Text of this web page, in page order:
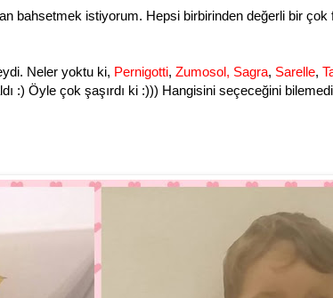
bahsetmek istiyorum. Hepsi birbirinden değerli bir çok
Neler yoktu ki, Pernigotti, Zumosol, Sagra, Sarelle,
:) Öyle çok şaşırdı ki :))) Hangisini seçeceğini